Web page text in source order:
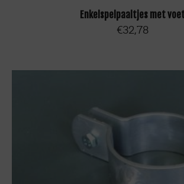
TOEVOEGEN AAN
Enkelspelpaaltjes met
€32,78